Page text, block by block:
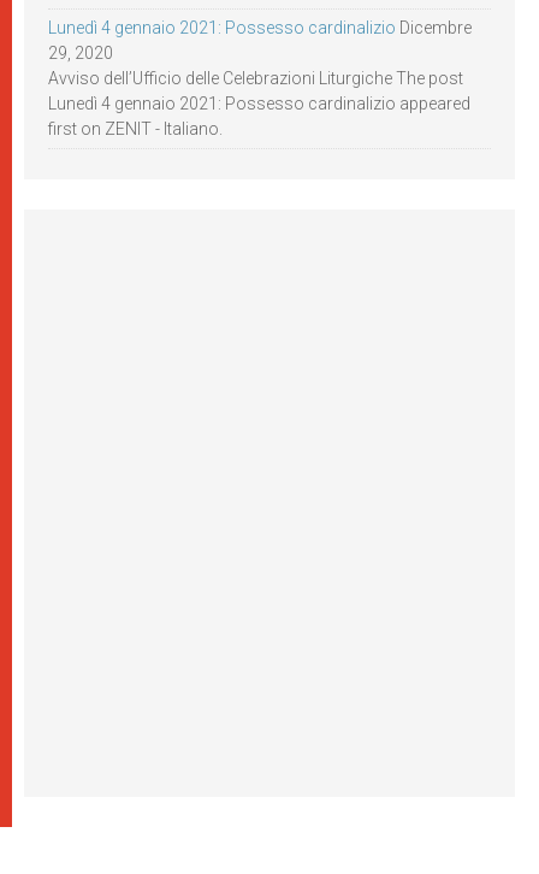
Lunedì 4 gennaio 2021: Possesso cardinalizio Dicembre
29, 2020
Avviso dell’Ufficio delle Celebrazioni Liturgiche The post
Lunedì 4 gennaio 2021: Possesso cardinalizio appeared
first on ZENIT - Italiano.